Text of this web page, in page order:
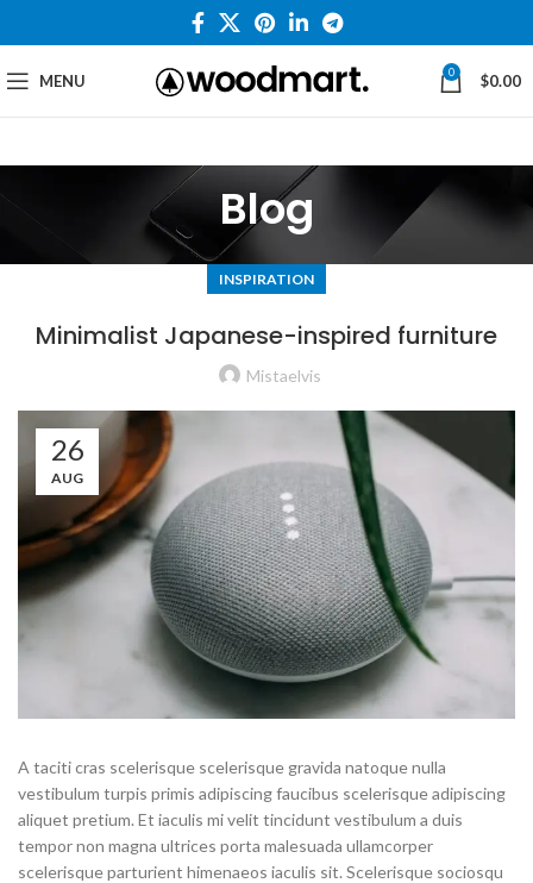
MENU 0 $0.00
Blog
INSPIRATION
Minimalist Japanese-inspired furniture
Mistaelvis
26
AUG
A taciti cras scelerisque scelerisque gravida natoque nulla
vestibulum turpis primis adipiscing faucibus scelerisque adipiscing
aliquet pretium. Et iaculis mi velit tincidunt vestibulum a duis
tempor non magna ultrices porta malesuada ullamcorper
scelerisque parturient himenaeos iaculis sit. Scelerisque sociosqu